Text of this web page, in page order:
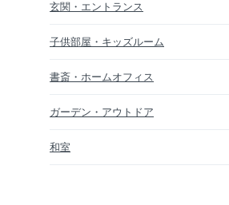
玄関・エントランス
子供部屋・キッズルーム
書斎・ホームオフィス
ガーデン・アウトドア
和室